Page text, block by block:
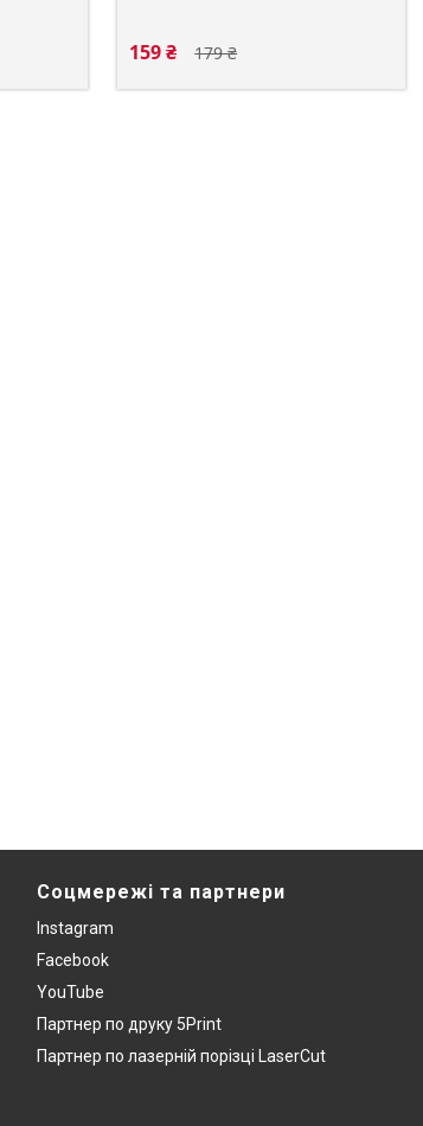
179 ₴
159 ₴
Соцмережі та партнери
Instagram
Facebook
YouTube
Партнер по друку 5Print
Партнер по лазерній порізці LaserCut